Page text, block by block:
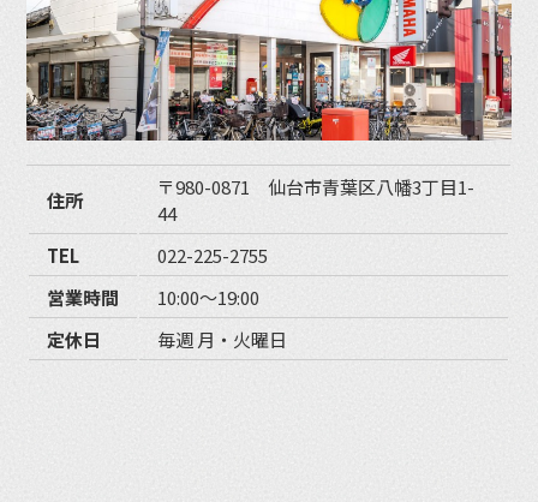
住所
〒980-0871 仙台市青葉区八幡3丁目1-
44
TEL
022-225-2755
営業時間
10:00〜19:00
定休日
毎週 月・火曜日